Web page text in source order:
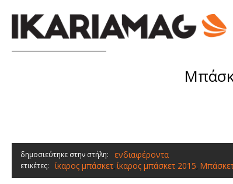
δημοσιεύτηκε στην στήλη: ενδιαφέροντα
ετικέτες: ίκαρος μπάσκετ, ίκαρος μπάσκετ 2015,